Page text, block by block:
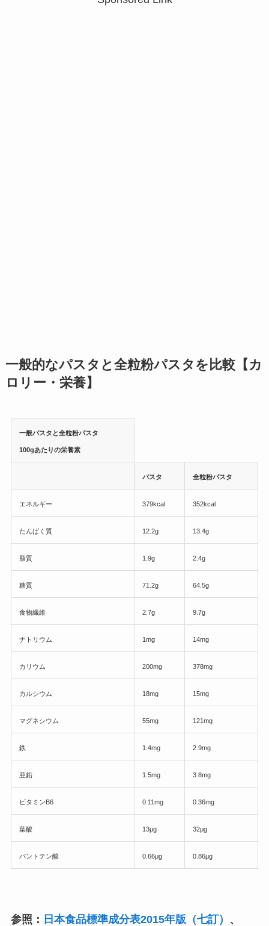
一般的なパスタと全粒粉パスタを比較【カ
ロリー・栄養】
一般パスタと全粒粉パスタ
100gあたりの栄養素
パスタ 全粒粉パスタ
エネルギー 379kcal 352kcal
たんぱく質 12.2g 13.4g
脂質 1.9g 2.4g
糖質 71.2g 64.5g
食物繊維 2.7g 9.7g
ナトリウム 1mg 14mg
カリウム 200mg 378mg
カルシウム 18mg 15mg
マグネシウム 55mg 121mg
鉄 1.4mg 2.9mg
亜鉛 1.5mg 3.8mg
ビタミンB6 0.11mg 0.36mg
葉酸 13μg 32μg
パントテン酸 0.66μg 0.86μg
参照： 日本食品標準成分表2015年版（七訂）
、